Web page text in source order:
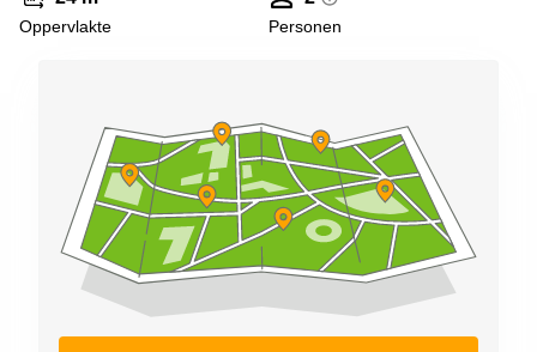
space
Zwolle
Kantoor
Hengelo
Bedrijfsruimte
Huren in
Nijmegen
Oppervlakte Personen